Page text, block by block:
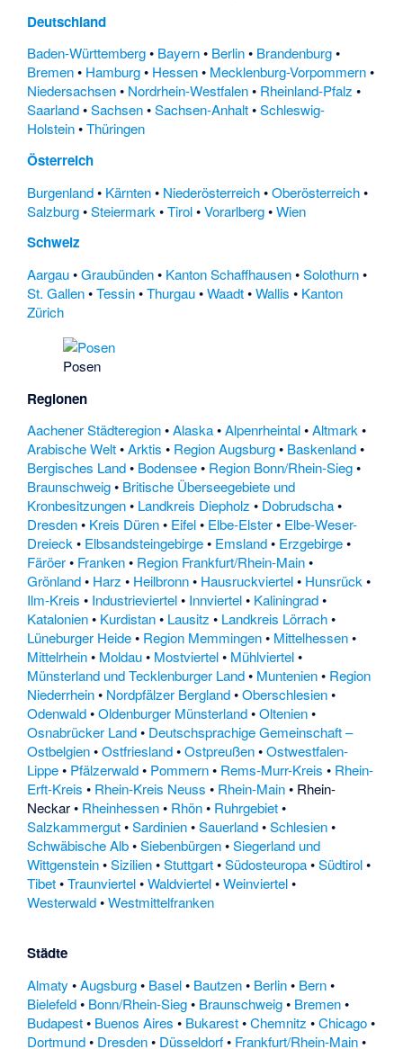
Deutschland
Baden-Württemberg• Bayern• Berlin• Brandenburg•
Bremen• Hamburg• Hessen• Mecklenburg-Vorpommern•
Niedersachsen• Nordrhein-Westfalen• Rheinland-Pfalz •
Saarland•Sachsen•Sachsen-Anhalt•Schleswig-
Holstein•Thüringen
Österreich
Burgenland• Kärnten• Niederösterreich•Oberösterreich•
Salzburg•Steiermark •Tirol•Vorarlberg•Wien
Schweiz
Aargau•Graubünden• Kanton Schaffhausen•Solothurn•
St. Gallen•Tessin•Thurgau•Waadt•Wallis • Kanton
Zürich
Posen
Regionen
Aachener Städteregion•Alaska•Alpenrheintal•Altmark•
Arabische Welt•Arktis • Region Augsburg• Baskenland•
Bergisches Land• Bodensee• Region Bonn/Rhein-Sieg•
Braunschweig• Britische Überseegebiete und
Kronbesitzungen• Landkreis Diepholz • Dobrudscha•
Dresden• Kreis Düren• Eifel• Elbe-Elster• Elbe-Weser-
Dreieck• Elbsandsteingebirge• Emsland• Erzgebirge•
Färöer• Franken• Region Frankfurt/Rhein-Main•
Grönland• Harz • Heilbronn• Hausruckviertel• Hunsrück•
Ilm-Kreis • Industrieviertel• Innviertel• Kaliningrad•
Katalonien• Kurdistan• Lausitz • Landkreis Lörrach•
Lüneburger Heide• Region Memmingen• Mittelhessen•
Mittelrhein• Moldau• Mostviertel• Mühlviertel•
Münsterland und Tecklenburger Land• Muntenien• Region
Niederrhein• Nordpfälzer Bergland•Oberschlesien•
Odenwald•Oldenburger Münsterland•Oltenien•
Osnabrücker Land• Deutschsprachige Gemeinschaft –
Ostbelgien•Ostfriesland•Ostpreußen•Ostwestfalen-
Lippe• Pfälzerwald• Pommern• Rems-Murr-Kreis • Rhein-
Erft-Kreis • Rhein-Kreis Neuss • Rhein-Main• Rhein-
Neckar• Rheinhessen• Rhön• Ruhrgebiet•
Salzkammergut•Sardinien•Sauerland•Schlesien•
Schwäbische Alb•Siebenbürgen•Siegerland und
Wittgenstein•Sizilien•Stuttgart•Südosteuropa•Südtirol•
Tibet•Traunviertel•Waldviertel•Weinviertel•
Westerwald•Westmittelfranken
Städte
Almaty •Augsburg• Basel• Bautzen• Berlin• Bern•
Bielefeld• Bonn/Rhein-Sieg• Braunschweig• Bremen•
Budapest• Buenos Aires • Bukarest•Chemnitz •Chicago•
Dortmund• Dresden• Düsseldorf• Frankfurt/Rhein-Main•